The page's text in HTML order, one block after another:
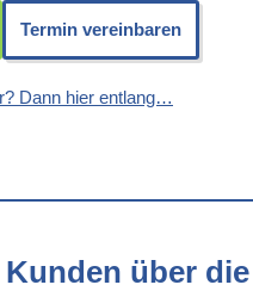
Termin vereinbaren
Dann hier entlang…
über die